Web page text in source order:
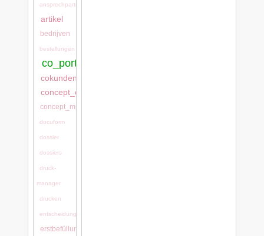
ansprechpartner
artikel
bedrijven
bestellungen
co_portal:co_portal
cokundentool,
concept_cash
concept_mps
docuform
dossier
dossiers
druck-
manager
drucken
entscheidungsgründe
erstbefüllung